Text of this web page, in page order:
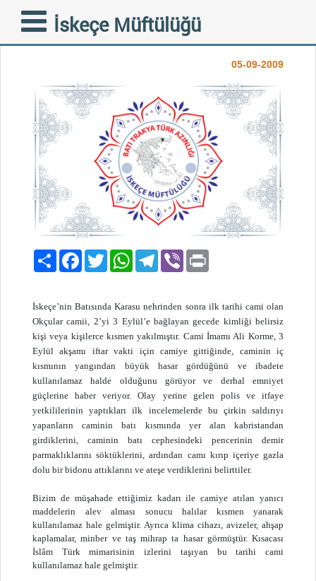
İskeçe Müftülüğü
OKÇULAR CAMİİ
KUNDAKLANDI
05-09-2009
PaylaşFacebook
TwitterWhatsAppTelegram
Viber
İskeçe’nin Batısında Karasu nehrinden sonra ilk tarihi cami olan
Okçular camii, 2’yi 3 Eylül’e bağlayan gecede kimliği belirsiz
kişi veya kişilerce kısmen yakılmıştır. Cami İmamı Ali Korme, 3
Eylül akşamı iftar vakti için camiye gittiğinde, caminin iç
kısmının yangından büyük hasar gördüğünü ve ibadete
kullanılamaz halde olduğunu görüyor ve derhal emniyet
güçlerine haber veriyor. Olay yerine gelen polis ve itfaye
yetkililerinin yaptıkları ilk incelemelerde bu çirkin saldırıyı
yapanların caminin batı kısmında yer alan kabristandan
girdiklerini, caminin batı cephesindeki pencerinin demir
parmaklıklarını söktüklerini, ardından camı kırıp içeriye gazla
dolu bir bidonu attıklarını ve ateşe verdiklerini belirttiler.
Bizim de müşahade ettiğimiz kadarı ile camiye atılan yanıcı
maddelerin alev alması sonucu halılar kısmen yanarak
kullanılamaz hale gelmiştir. Ayrıca klima cihazı, avizeler, ahşap
kaplamalar, minber ve taş mihrap ta hasar görmüştür. Kısacası
İslâm Türk mimarisinin izlerini taşıyan bu tarihi cami
kullanılamaz hale gelmiştir.